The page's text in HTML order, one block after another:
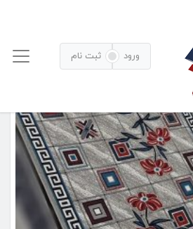
ورود ثبت نام
“گلیم فرش ماشینی طرح مینا”